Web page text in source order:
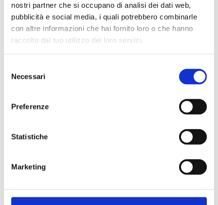
nostri partner che si occupano di analisi dei dati web,
pubblicità e social media, i quali potrebbero combinarle
con altre informazioni che hai fornito loro o che hanno
raccolto dal tuo utilizzo dei loro servizi.
delNecessari
Preferenze
Statistiche
Marketing
Cliente già registrato